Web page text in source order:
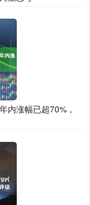
内涨幅已超70%，